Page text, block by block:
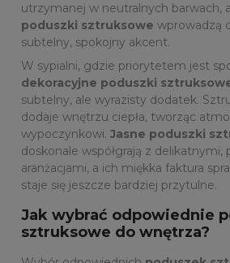
utrzymanej w neutralnych barwach, a
poduszki sztruksowe wprowadzą
subtelny, spokojny akcent.
W sypialni, gdzie priorytetem jest
dekoracyjne poduszki
subtelny, ale wyrazisty dodatek.
dodaje wnętrzu ciepła, tworząc
wypoczynkowi. Jasne poduszki
doskonale współgrają z delikatnymi,
aranżacjami, a ich miękka faktura
staje się jeszcze bardziej przytulne.
Jak wybrać odpowiednie
sztruksowe do wnętrza?